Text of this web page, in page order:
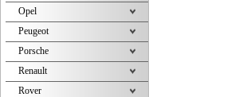
Opel
Peugeot
Porsche
Renault
Rover